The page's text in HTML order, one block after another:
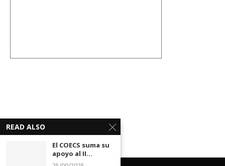
READ ALSO
El COECS suma su
apoyo al II...